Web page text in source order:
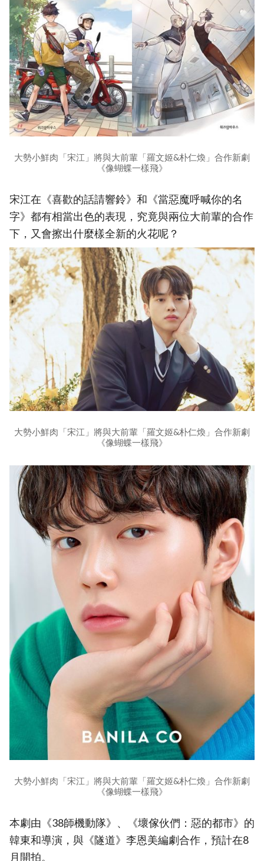
大勢小鮮肉「宋江」將與大前輩「羅文姬&朴仁煥」合作新劇
《像蝴蝶一樣飛》
宋江在《喜歡的話請響鈴》和《當惡魔呼喊你的名
字》都有相當出色的表現，究竟與兩位大前輩的合作
下，又會擦出什麼樣全新的火花呢？
大勢小鮮肉「宋江」將與大前輩「羅文姬&朴仁煥」合作新劇
《像蝴蝶一樣飛》
大勢小鮮肉「宋江」將與大前輩「羅文姬&朴仁煥」合作新劇
《像蝴蝶一樣飛》
本劇由《38師機動隊》、《壞傢伙們：惡的都市》的
韓東和導演，與《隧道》李恩美編劇合作，預計在8
月開拍。